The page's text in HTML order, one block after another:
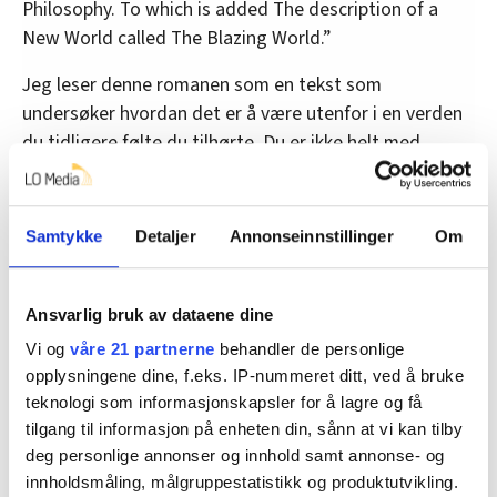
Samtykke Detaljer Annonseinnstillinger Om
Ansvarlig bruk av dataene dine
Vi og våre 21 partnerne behandler de personlige
opplysningene dine, f.eks. IP-nummeret ditt, ved å bruke
teknologi som informasjonskapsler for å lagre og få
tilgang til informasjon på enheten din, sånn at vi kan tilby
deg personlige annonser og innhold samt annonse- og
innholdsmåling, målgruppestatistikk og produktutvikling.
Philosophy. To which is added The description of a
New World called The Blazing World.”
Jeg leser denne romanen som en tekst som
undersøker hvordan det er å være utenfor i en verden
du tidligere følte du tilhørte. Du er ikke helt med
lenger, du teller ikke. En sånn følelse er alt annet enn
god, men absolutt gjenkjennbar for alle oss som har
nådd voksen alder. Og da nytter det ikke bare å
Kristine Næss tematiserer denne livsfølelsen, og
kanskje også reelle livsverden, på en original og
lattervekkende måte uten et sekund å være
moralistisk. Det er solid håndverk.